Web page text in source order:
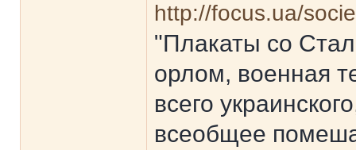
http://focus.ua/
"Плакаты со
орлом, военная
всего
всеобщее